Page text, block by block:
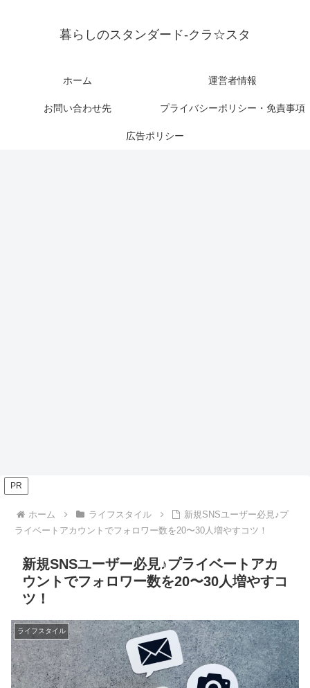
暮らしのスタンダード-クラ☆スタ
ホーム 運営者情報
お問い合わせ先 プライバシーポリシー・免責事項
広告ポリシー
PR
ホーム ライフスタイル
新規SNSユーザー必見♪プ
ライベートアカウントでフォロワー数を20〜30人増やすコツ！
新規SNSユーザー必見♪プライベートアカ
ウントでフォロワー数を20〜30人増やすコ
ツ！
ライフスタイル